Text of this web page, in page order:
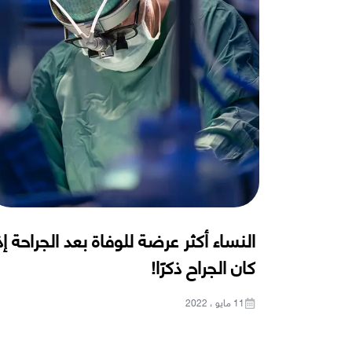
النساء أكثر عرضة للوفاة بعد الجراحة
كان الجراح ذكرًا!
11 مايو ، 2022